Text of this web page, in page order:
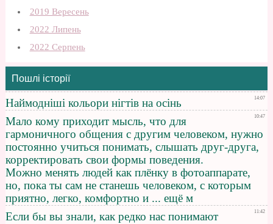
2019 Вересень
2022 Липень
2022 Серпень
Пошлі історії